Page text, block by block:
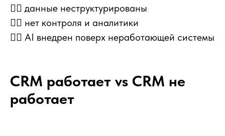
👉🏻 данные неструктурированы
👉🏻 нет контроля и аналитики
👉🏻 AI внедрен поверх неработающей системы
CRM работает vs CRM не
работает